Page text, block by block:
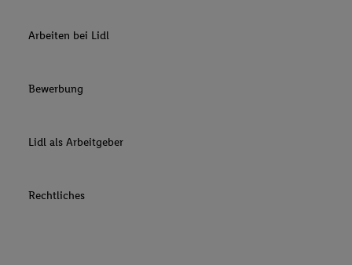
Arbeiten bei Lidl
Bewerbung
Lidl als Arbeitgeber
Rechtliches